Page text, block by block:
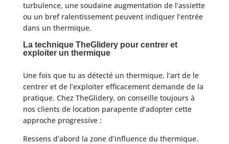
turbulence, une soudaine augmentation de l’assiette
ou un bref ralentissement peuvent indiquer l’entrée
dans un thermique.
La technique TheGlidery pour centrer et
exploiter un thermique
Une fois que tu as détecté un thermique, l’art de le
centrer et de l’exploiter efficacement demande de la
pratique. Chez TheGlidery, on conseille toujours à
nos clients de location parapente d’adopter cette
approche progressive :
Ressens d’abord la zone d’influence du thermique.